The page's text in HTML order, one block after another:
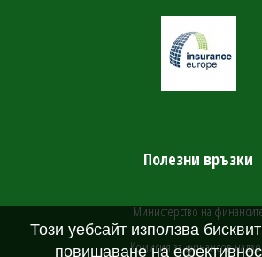
Полезни връзки
Министерство на
Комисия за финансов
Този уебсайт използва
повишаване на